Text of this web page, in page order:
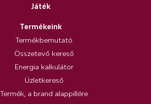
Játék
Termékeink
Termékbemutató
Összetevő kereső
Energia kalkulátor
Üzletkereső
Termék, a brand alappillére